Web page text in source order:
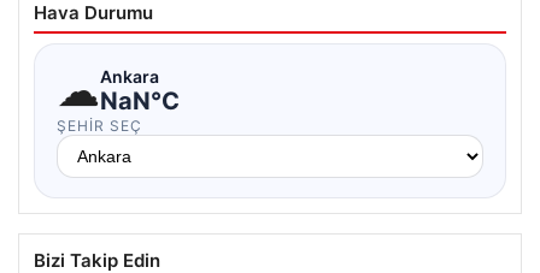
Hava Durumu
☁Ankara
NaN°C
ŞEHIR SEÇ
Bizi Takip Edin